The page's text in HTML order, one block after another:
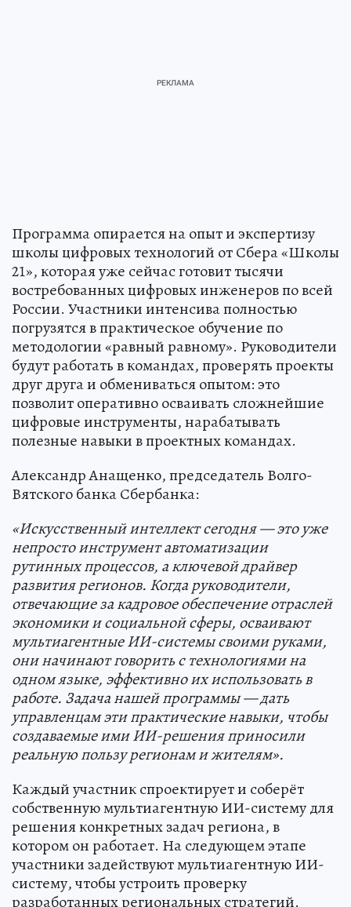
Программа опирается на опыт и экспертизу
школы цифровых технологий от Сбера «Школы
21», которая уже сейчас готовит тысячи
востребованных цифровых инженеров по всей
России. Участники интенсива полностью
погрузятся в практическое обучение по
методологии «равный равному». Руководители
будут работать в командах, проверять проекты
друг друга и обмениваться опытом: это
позволит оперативно осваивать сложнейшие
цифровые инструменты, нарабатывать
полезные навыки в проектных командах.
Александр Анащенко, председатель Волго-
Вятского банка Сбербанка:
«Искусственный интеллект сегодня — это уже
непросто инструмент автоматизации
рутинных процессов, а ключевой драйвер
развития регионов. Когда руководители,
отвечающие за кадровое обеспечение отраслей
экономики и социальной сферы, осваивают
мультиагентные ИИ-системы своими руками,
они начинают говорить с технологиями на
одном языке, эффективно их использовать в
работе. Задача нашей программы — дать
управленцам эти практические навыки, чтобы
создаваемые ими ИИ-решения приносили
реальную пользу регионам и жителям».
Каждый участник спроектирует и соберёт
собственную мультиагентную ИИ-систему для
решения конкретных задач региона, в
котором он работает. На следующем этапе
участники задействуют мультиагентную ИИ-
систему, чтобы устроить проверку
разработанных региональных стратегий.